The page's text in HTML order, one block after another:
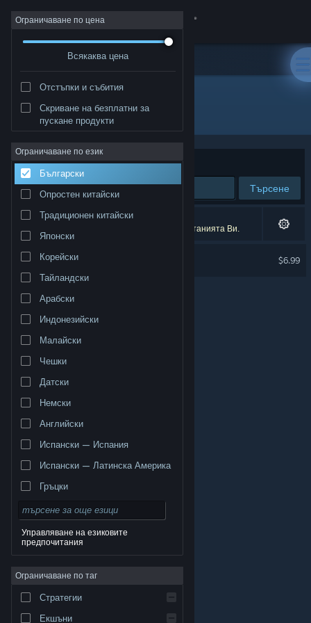
Вписване
Относно
Поддръжка
Смяна на езика
търговски марки принадлежат на съответните им
собственици в САЩ и други страни.
поверителност|Юридическа информация|
Достъпност|Условия за ползване на Steam
Възстановявания|Бисквитки
Ограничаване по цена
Всякаква цена
Отстъпки и събития
Скриване на безплатни за
пускане продукти
Ограничаване по език
Български
Опростен китайски
Традиционен китайски
Японски
Корейски
Тайландски
Арабски
Индонезийски
Малайски
Чешки
Датски
Немски
Английски
Испански — Испания
Испански — Латинска Америка
Гръцки
Управляване на езиковите
предпочитания
Ограничаване по таг
Стратегии
Екшъни
Разработчик: Ahr Ech
Сортиране по Съответстване
Търсене
1 резултат съответства на търсенето Ви.
2 заглавия бяха изключени спрямо предпочитанията Ви.
$6.99